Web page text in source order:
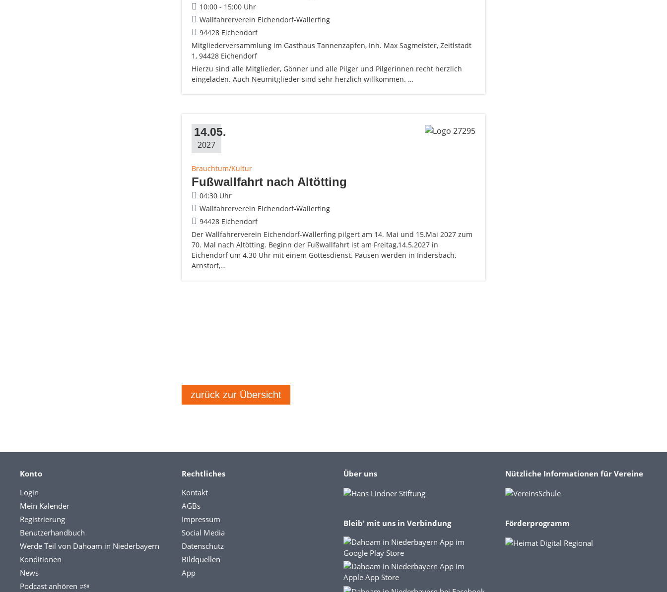
10:00 - 15:00 Uhr
Wallfahrerverein Eichendorf-Wallerfing
94428 Eichendorf
Mitgliederversammlung im Gasthaus Tannenzapfen, Inh. Max Sagmeister, Zeitlstadt
1, 94428 Eichendorf
Hierzu sind alle Mitglieder, Gönner und alle Pilger und Pilgerinnen recht herzlich
eingeladen. Auch Neumitglieder sind sehr herzlich willkommen. …
14.05.
2027
Brauchtum/Kultur
Fußwallfahrt nach Altötting
04:30 Uhr
Wallfahrerverein Eichendorf-Wallerfing
94428 Eichendorf
Der Wallfahrerverein Eichendorf-Wallerfing pilgert am 14. Mai und 15.Mai 2027 zum
70. Mal nach Altötting. Beginn der Fußwallfahrt ist am Freitag,14.5.2027 in
Eichendorf um 4.30 Uhr mit einem Gottesdienst. Pausen werden in Indersbach,
Arnstorf,…
zurück zur Übersicht
Konto
Login
Mein Kalender
Registrierung
Benutzerhandbuch
Werde Teil von Dahoam in Niederbayern
Konditionen
News
Podcast anhören 🕬
Rechtliches
Kontakt
AGBs
Impressum
Social Media
Datenschutz
Bildquellen
App
Über uns
Bleib' mit uns in Verbindung
Nützliche Informationen für Vereine
Förderprogramm